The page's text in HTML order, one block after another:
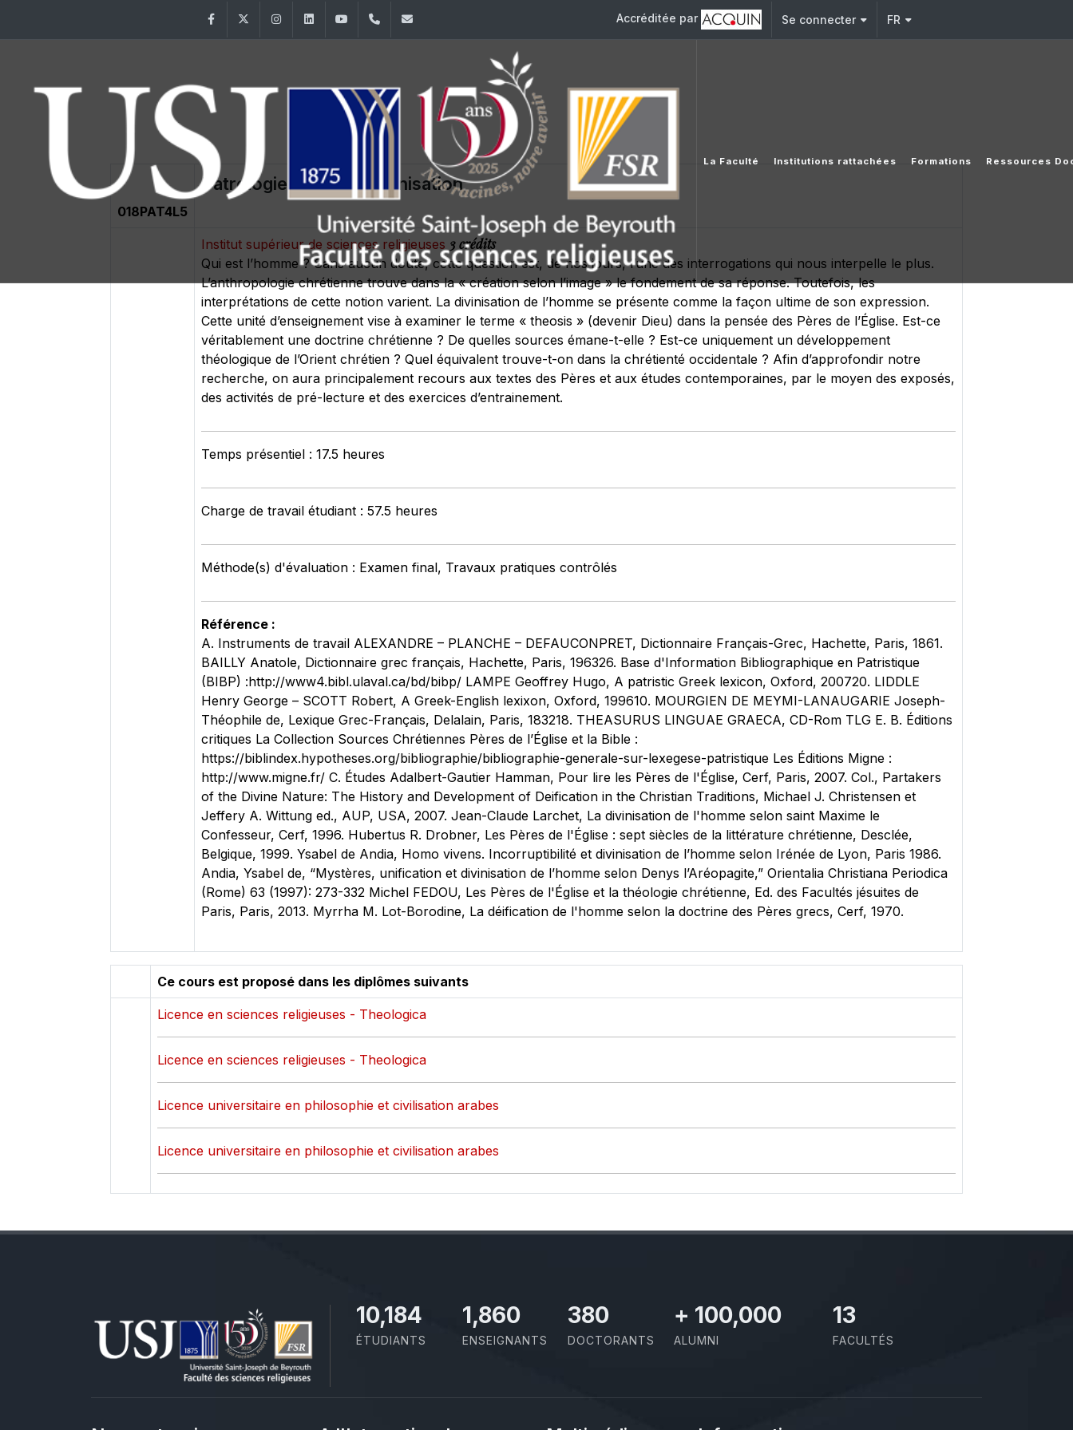
FacebookTwitter InstagramLinkedInYouTube+961 (1) 421 586 Accréditée par Se connecter FR
La Faculté Institutions rattachées Formations Ressources
018PAT4L5
Patrologie. Thème: Divinisation
Institut supérieur de sciences religieuses 3 crédits
Qui est l’homme ? Sans aucun doute, cette question est, de nos jours, l’une des interrogations qui nous interpelle le plus.
L’anthropologie chrétienne trouve dans la « création selon l’image » le fondement de sa réponse. Toutefois, les
interprétations de cette notion varient. La divinisation de l’homme se présente comme la façon ultime de son expression.
Cette unité d’enseignement vise à examiner le terme « theosis » (devenir Dieu) dans la pensée des Pères de l’Église. Est-ce
véritablement une doctrine chrétienne ? De quelles sources émane-t-elle ? Est-ce uniquement un développement
théologique de l’Orient chrétien ? Quel équivalent trouve-t-on dans la chrétienté occidentale ? Afin d’approfondir notre
recherche, on aura principalement recours aux textes des Pères et aux études contemporaines, par le moyen des exposés,
des activités de pré-lecture et des exercices d’entrainement.
Temps présentiel : 17.5 heures
Charge de travail étudiant : 57.5 heures
Méthode(s) d'évaluation : Examen final, Travaux pratiques contrôlés
Référence :
A. Instruments de travail ALEXANDRE – PLANCHE – DEFAUCONPRET, Dictionnaire Français-Grec, Hachette, Paris, 1861.
BAILLY Anatole, Dictionnaire grec français, Hachette, Paris, 196326. Base d'Information Bibliographique en Patristique
(BIBP) :http://www4.bibl.ulaval.ca/bd/bibp/ LAMPE Geoffrey Hugo, A patristic Greek lexicon, Oxford, 200720. LIDDLE
Henry George – SCOTT Robert, A Greek-English lexixon, Oxford, 199610. MOURGIEN DE MEYMI-LANAUGARIE Joseph-
Théophile de, Lexique Grec-Français, Delalain, Paris, 183218. THEASURUS LINGUAE GRAECA, CD-Rom TLG E. B. Éditions
critiques La Collection Sources Chrétiennes Pères de l’Église et la Bible :
https://biblindex.hypotheses.org/bibliographie/bibliographie-generale-sur-lexegese-patristique Les Éditions Migne :
http://www.migne.fr/ C. Études Adalbert-Gautier Hamman, Pour lire les Pères de l'Église, Cerf, Paris, 2007. Col., Partakers
of the Divine Nature: The History and Development of Deification in the Christian Traditions, Michael J. Christensen et
Jeffery A. Wittung ed., AUP, USA, 2007. Jean-Claude Larchet, La divinisation de l'homme selon saint Maxime le
Confesseur, Cerf, 1996. Hubertus R. Drobner, Les Pères de l'Église : sept siècles de la littérature chrétienne, Desclée,
Belgique, 1999. Ysabel de Andia, Homo vivens. Incorruptibilité et divinisation de l’homme selon Irénée de Lyon, Paris 1986.
Andia, Ysabel de, “Mystères, unification et divinisation de l’homme selon Denys l’Aréopagite,” Orientalia Christiana Periodica
(Rome) 63 (1997): 273-332 Michel FEDOU, Les Pères de l'Église et la théologie chrétienne, Ed. des Facultés jésuites de
Paris, Paris, 2013. Myrrha M. Lot-Borodine, La déification de l'homme selon la doctrine des Pères grecs, Cerf, 1970.
Ce cours est proposé dans les diplômes suivants
Licence en sciences religieuses - Theologica
Licence en sciences religieuses - Theologica
Licence universitaire en philosophie et civilisation arabes
Licence universitaire en philosophie et civilisation arabes
11,727
ÉTUDIANTS
2,142
ENSEIGNANTS
437
DOCTORANTS
+ 100,000
ALUMNI
13
FACULTÉS